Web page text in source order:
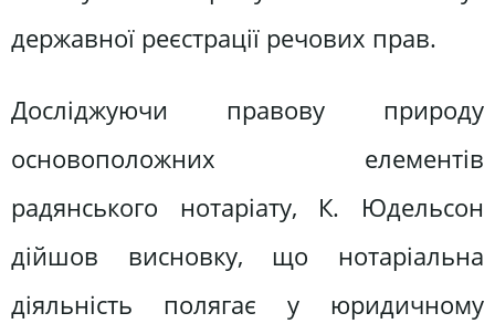
державної реєстрації речових прав.
Досліджуючи правову природу
основоположних елементів
радянського нотаріату, К. Юдельсон
дійшов висновку, що нотаріальна
діяльність полягає у юридичному